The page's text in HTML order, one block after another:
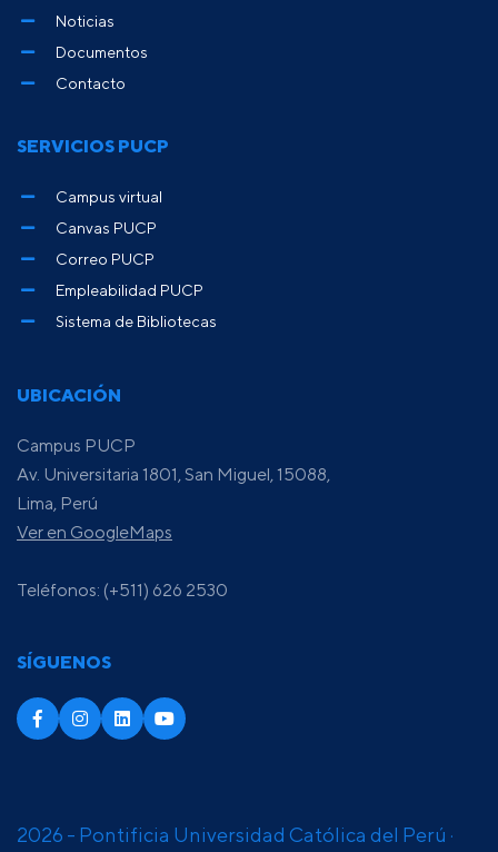
UBICACIÓN
Campus PUCP
Av. Universitaria 1801, San Miguel, 15088,
Lima, Perú
Ver en GoogleMaps
Teléfonos: (+511) 626 2530
SÍGUENOS
Noticias
Documentos
Contacto
SERVICIOS PUCP
Campus virtual
Canvas PUCP
Correo PUCP
Empleabilidad PUCP
Sistema de Bibliotecas
2026 - Pontificia Universidad Católica del Perú ·